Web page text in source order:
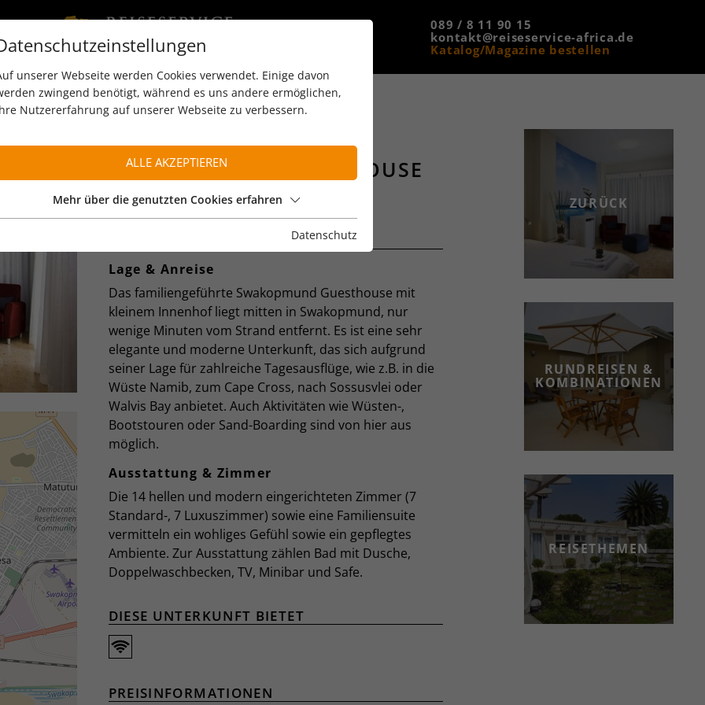
089 / 8 11 90 15
kontakt@reiseservice-africa.de
Katalog/Magazine bestellen
SWAKOPMUND GUESTHOUSE
Swakopmund
Lage & Anreise
Das familiengeführte Swakopmund Guesthouse mit
kleinem Innenhof liegt mitten in Swakopmund, nur
wenige Minuten vom Strand entfernt. Es ist eine sehr
elegante und moderne Unterkunft, das sich aufgrund
seiner Lage für zahlreiche Tagesausflüge, wie z.B. in die
Wüste Namib, zum Cape Cross, nach Sossusvlei oder
Walvis Bay anbietet. Auch Aktivitäten wie Wüsten-,
Bootstouren oder Sand-Boarding sind von hier aus
möglich.
Ausstattung & Zimmer
Die 14 hellen und modern eingerichteten Zimmer (7
Standard-, 7 Luxuszimmer) sowie eine Familiensuite
vermitteln ein wohliges Gefühl sowie ein gepflegtes
Ambiente. Zur Ausstattung zählen Bad mit Dusche,
Doppelwaschbecken, TV, Minibar und Safe.
DIESE UNTERKUNFT BIETET
PREISINFORMATIONEN
ZURÜCK
RUNDREISEN &
KOMBINATIONEN
REISETHEMEN
unserer Webseite werden Cookies verwendet. Einige davon
zwingend benötigt, während es uns andere ermöglichen,
Nutzererfahrung auf unserer Webseite zu verbessern.
ALLE AKZEPTIEREN
Mehr über die genutzten Cookies erfahren
Datenschutz